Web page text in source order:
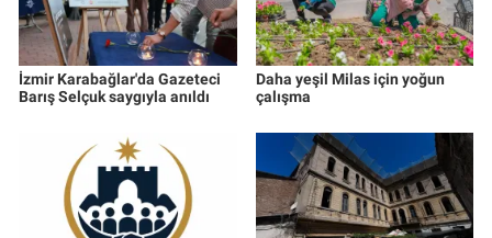
İzmir Karabağlar'da Gazeteci
Barış Selçuk saygıyla anıldı
Daha yeşil Milas için yoğun
çalışma